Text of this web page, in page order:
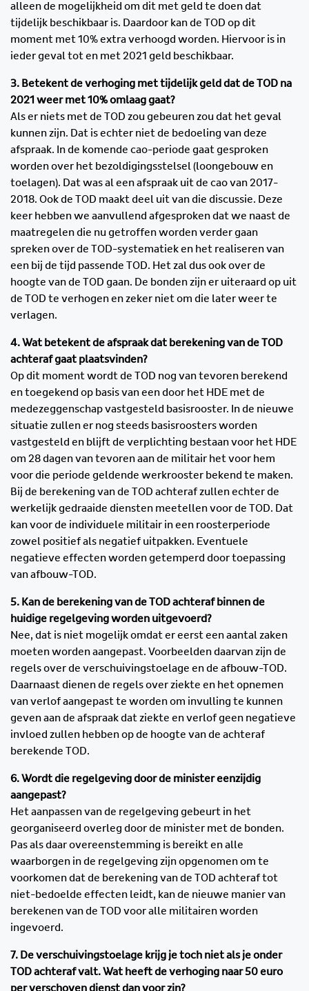
alleen de mogelijkheid om dit met geld te doen dat
tijdelijk beschikbaar is. Daardoor kan de TOD op dit
moment met 10% extra verhoogd worden. Hiervoor is in
ieder geval tot en met 2021 geld beschikbaar.
3. Betekent de verhoging met tijdelijk geld dat de TOD na
2021 weer met 10% omlaag gaat?
Als er niets met de TOD zou gebeuren zou dat het geval
kunnen zijn. Dat is echter niet de bedoeling van deze
afspraak. In de komende cao-periode gaat gesproken
worden over het bezoldigingsstelsel (loongebouw en
toelagen). Dat was al een afspraak uit de cao van 2017-
2018. Ook de TOD maakt deel uit van die discussie. Deze
keer hebben we aanvullend afgesproken dat we naast de
maatregelen die nu getroffen worden verder gaan
spreken over de TOD-systematiek en het realiseren van
een bij de tijd passende TOD. Het zal dus ook over de
hoogte van de TOD gaan. De bonden zijn er uiteraard op uit
de TOD te verhogen en zeker niet om die later weer te
verlagen.
4. Wat betekent de afspraak dat berekening van de TOD
achteraf gaat plaatsvinden?
Op dit moment wordt de TOD nog van tevoren berekend
en toegekend op basis van een door het HDE met de
medezeggenschap vastgesteld basisrooster. In de nieuwe
situatie zullen er nog steeds basisroosters worden
vastgesteld en blijft de verplichting bestaan voor het HDE
om 28 dagen van tevoren aan de militair het voor hem
voor die periode geldende werkrooster bekend te maken.
Bij de berekening van de TOD achteraf zullen echter de
werkelijk gedraaide diensten meetellen voor de TOD. Dat
kan voor de individuele militair in een roosterperiode
zowel positief als negatief uitpakken. Eventuele
negatieve effecten worden getemperd door toepassing
van afbouw-TOD.
5. Kan de berekening van de TOD achteraf binnen de
huidige regelgeving worden uitgevoerd?
Nee, dat is niet mogelijk omdat er eerst een aantal zaken
moeten worden aangepast. Voorbeelden daarvan zijn de
regels over de verschuivingstoelage en de afbouw-TOD.
Daarnaast dienen de regels over ziekte en het opnemen
van verlof aangepast te worden om invulling te kunnen
geven aan de afspraak dat ziekte en verlof geen negatieve
invloed zullen hebben op de hoogte van de achteraf
berekende TOD.
6. Wordt die regelgeving door de minister eenzijdig
aangepast?
Het aanpassen van de regelgeving gebeurt in het
georganiseerd overleg door de minister met de bonden.
Pas als daar overeenstemming is bereikt en alle
waarborgen in de regelgeving zijn opgenomen om te
voorkomen dat de berekening van de TOD achteraf tot
niet-bedoelde effecten leidt, kan de nieuwe manier van
berekenen van de TOD voor alle militairen worden
ingevoerd.
7. De verschuivingstoelage krijg je toch niet als je onder
TOD achteraf valt. Wat heeft de verhoging naar 50 euro
per verschoven dienst dan voor zin?